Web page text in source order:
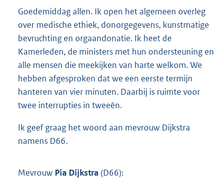
Goedemiddag allen. Ik open het algemeen overleg
over medische ethiek, donorgegevens, kunstmatige
bevruchting en orgaandonatie. Ik heet de
Kamerleden, de ministers met hun ondersteuning en
alle mensen die meekijken van harte welkom. We
hebben afgesproken dat we een eerste termijn
hanteren van vier minuten. Daarbij is ruimte voor
twee interrupties in tweeën.
Ik geef graag het woord aan mevrouw Dijkstra
namens D66.
Mevrouw Pia Dijkstra (D66):